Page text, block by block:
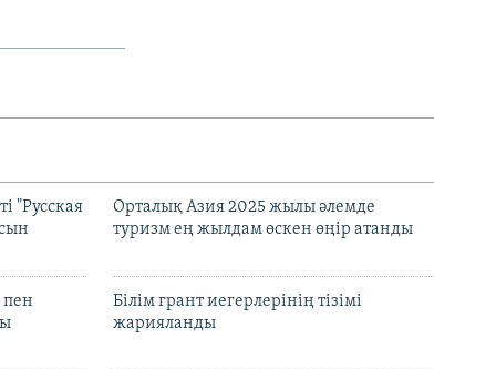
"Русская
Орталық Азия 2025 жылы әлемде
туризм ең жылдам өскен өңір атанды
Білім грант иегерлерінің тізімі
жарияланды